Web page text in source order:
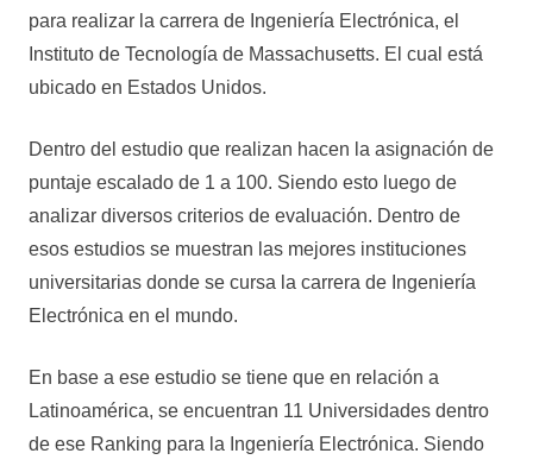
para realizar la carrera de Ingeniería Electrónica, el
Instituto de Tecnología de Massachusetts. El cual está
ubicado en Estados Unidos.
Dentro del estudio que realizan hacen la asignación de
puntaje escalado de 1 a 100. Siendo esto luego de
analizar diversos criterios de evaluación. Dentro de
esos estudios se muestran las mejores instituciones
universitarias donde se cursa la carrera de Ingeniería
Electrónica en el mundo.
En base a ese estudio se tiene que en relación a
Latinoamérica, se encuentran 11 Universidades dentro
de ese Ranking para la Ingeniería Electrónica. Siendo